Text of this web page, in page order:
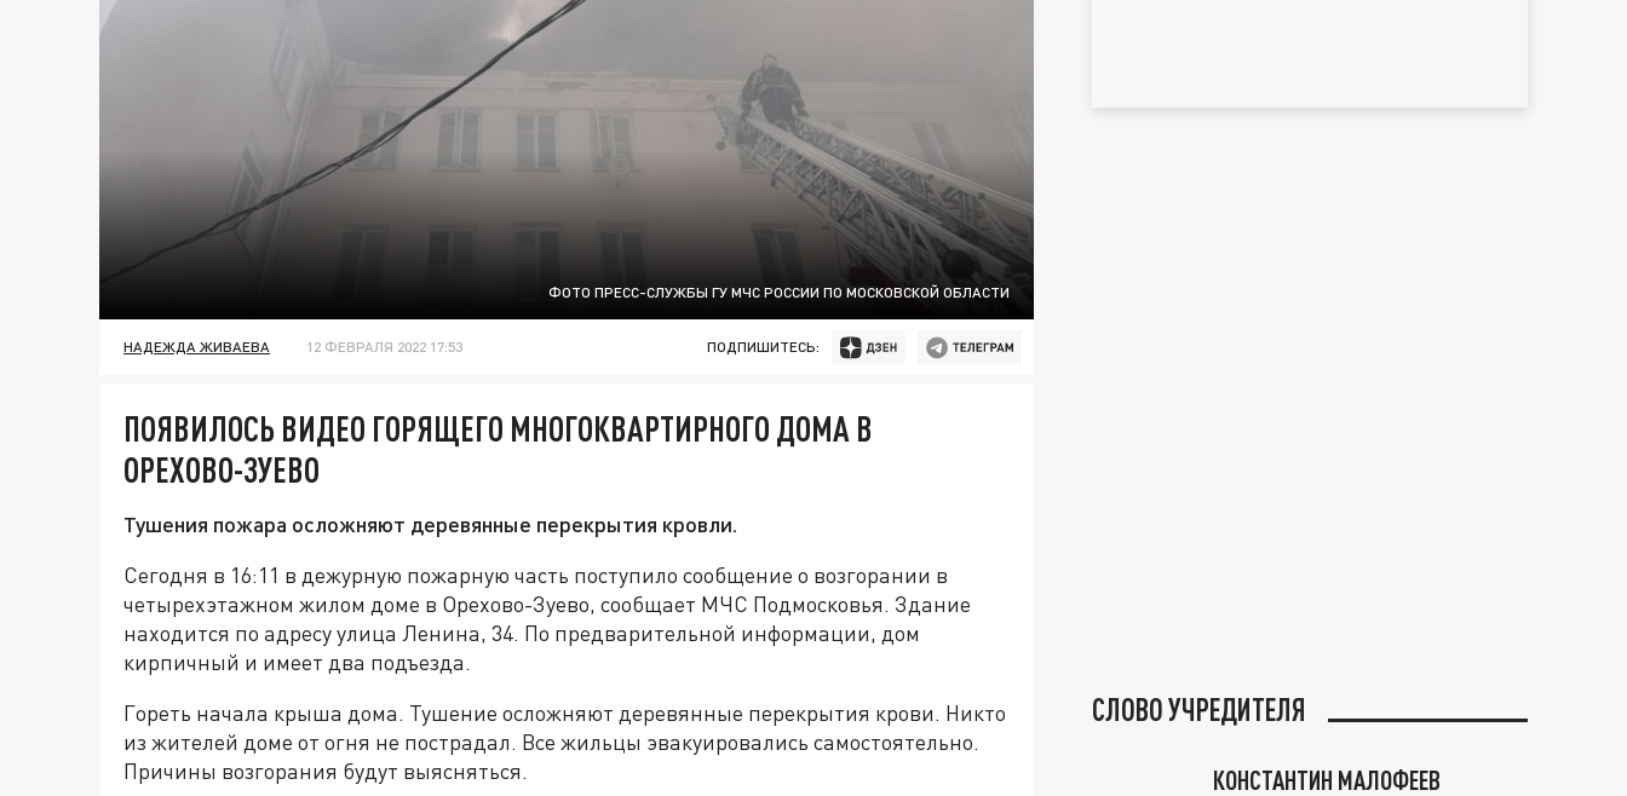
ФОТО ПРЕСС-СЛУЖБЫ ГУ МЧС РОССИИ ПО МОСКОВСКОЙ ОБЛАСТИ
НАДЕЖДА ЖИВАЕВА 12 ФЕВРАЛЯ 2022 17:53 ПОДПИШИТЕСЬ:
ПОЯВИЛОСЬ ВИДЕО ГОРЯЩЕГО МНОГОКВАРТИРНОГО ДОМА В
ОРЕХОВО-ЗУЕВО
Тушения пожара осложняют деревянные перекрытия кровли.
Сегодня в 16:11 в дежурную пожарную часть поступило сообщение о возгорании в
четырехэтажном жилом доме в Орехово-Зуево, сообщает МЧС Подмосковья. Здание
находится по адресу улица Ленина, 34. По предварительной информации, дом
кирпичный и имеет два подъезда.
Гореть начала крыша дома. Тушение осложняют деревянные перекрытия крови. Никто
из жителей доме от огня не пострадал. Все жильцы эвакуировались самостоятельно.
Причины возгорания будут выясняться.
СЛОВО УЧРЕДИТЕЛЯ
КОНСТАНТИН МАЛОФЕЕВ